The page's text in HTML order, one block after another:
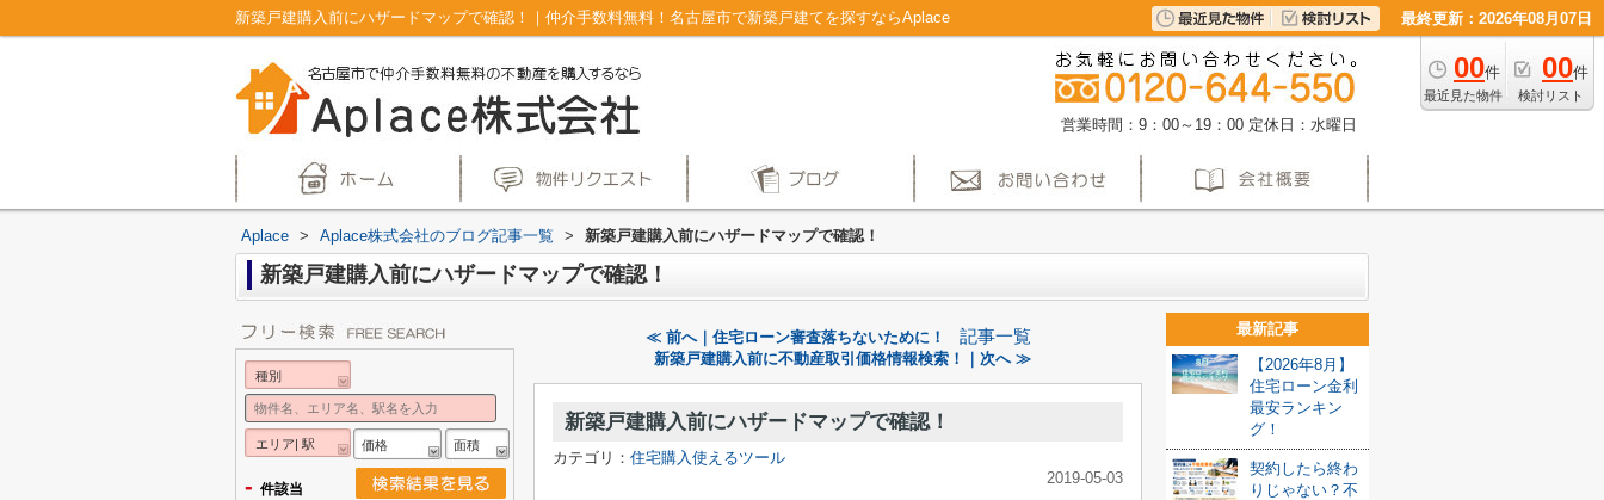
新築戸建購入前にハザードマップで確認！｜仲介手数料無料！名古屋市で新築戸建てを探すならAplace 最終更新：2026年08月07日
00件
最近見た物件
00件
検討リスト
営業時間：9：00～19：00 定休日：水曜日
Aplace > Aplace株式会社のブログ記事一覧 > 新築戸建購入前にハザードマップで確認！
新築戸建購入前にハザードマップで確認！
≪ 前へ｜住宅ローン審査落ちないために！ 記事一覧
新築戸建購入前に不動産取引価格情報検索！｜次へ ≫
新築戸建購入前にハザードマップで確認！
カテゴリ： 住宅購入使えるツール
2019-05-03
最新記事
【2026年8月】
住宅ローン金利
最安ランキン
グ！
契約したら終わ
りじゃない？不
種別
エリア| 駅 価格 面積
- 件該当